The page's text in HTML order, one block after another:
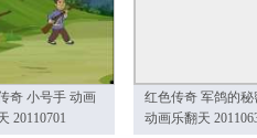
奇 小号手 动画
20110701
红色传奇 军鸽的秘
动画乐翻天